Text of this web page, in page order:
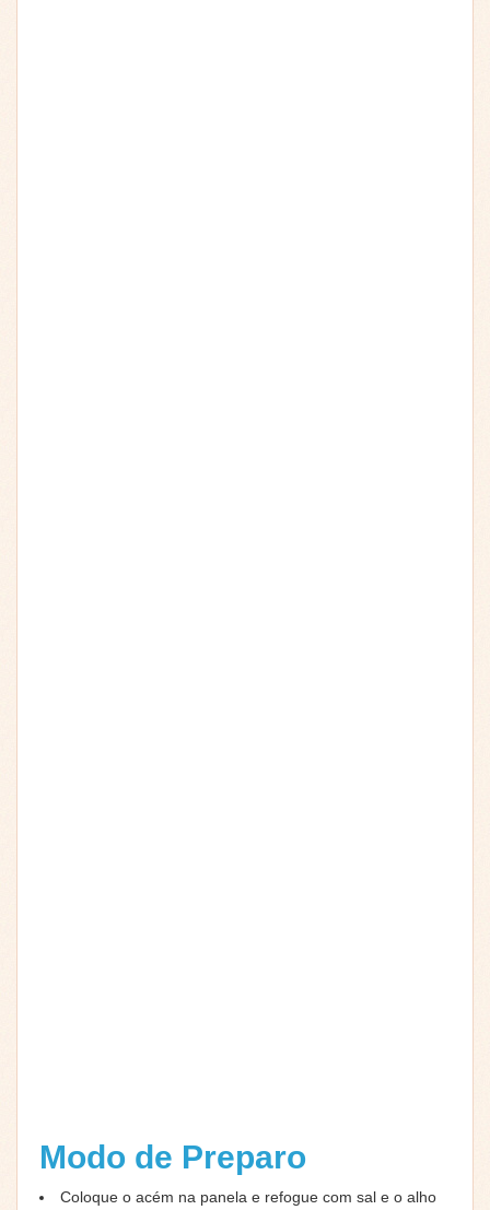
Modo de Preparo
Coloque o acém na panela e refogue com sal e o alho